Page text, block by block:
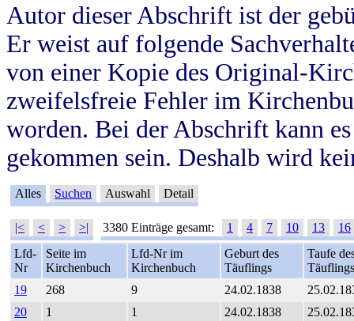
Autor dieser Abschrift ist der
Er weist auf folgende
von einer Kopie des Original-
zweifelsfreie Fehler im
worden. Bei der Abschrift kann
gekommen sein. Deshalb wird
Alles Suchen Auswahl Detail
|< < > >| 3380 Einträge gesamt: 1 4 7 10 13
16
Lfd-
Nr
Seite im
Kirchenbuch
Lfd-Nr im
Kirchenbuch
Geburt des
Täuflings
Taufe
Täuflings
19
268 9 24.02.1838
20
1 1 24.02.1838